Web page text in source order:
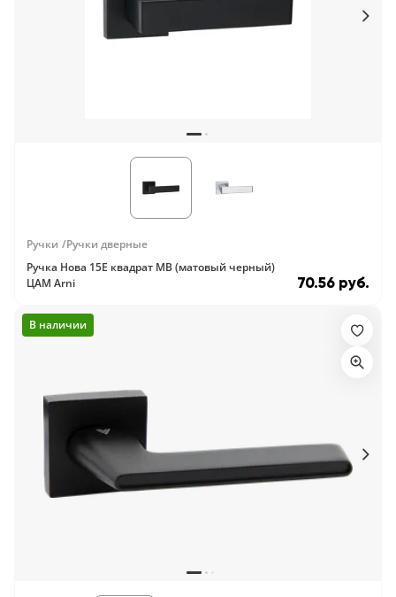
Ручки
Ручки дверные
Ручка Нова 15E квадрат MB (матовый черный)
ЦАМ Arni
70.56 руб.
В наличии